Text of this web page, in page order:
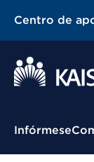
Centro de
Menú
Infórmese